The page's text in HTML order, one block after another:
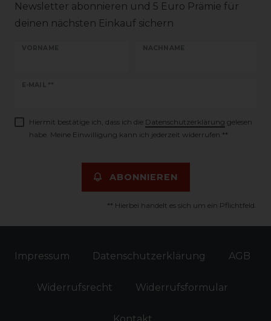
Newsletter abonnieren und 5 Euro Prämie für
deinen nächsten Einkauf sichern
VORNAME NACHNAME
E-MAIL **
Newsletter
Hiermit bestätige ich, dass ich die Daten­schutz­erklärung gelesen
habe. Meine Einwilligung kann ich jederzeit widerrufen.**
ABONNIEREN
** Hierbei handelt es sich um ein Pflichtfeld.
Impressum Daten­schutz­erklärung AGB
Widerrufs­recht Widerrufs­formular